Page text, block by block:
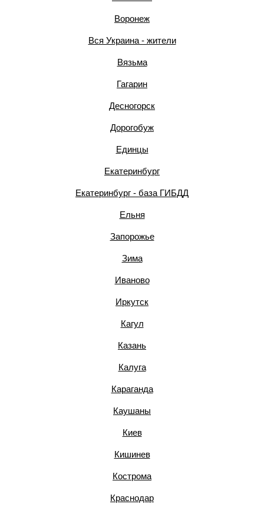
Воронеж
Вся Украина - жители
Вязьма
Гагарин
Десногорск
Дорогобуж
Единцы
Екатеринбург
Екатеринбург - база ГИБДД
Ельня
Запорожье
Зима
Иваново
Иркутск
Кагул
Казань
Калуга
Караганда
Каушаны
Киев
Кишинев
Кострома
Краснодар